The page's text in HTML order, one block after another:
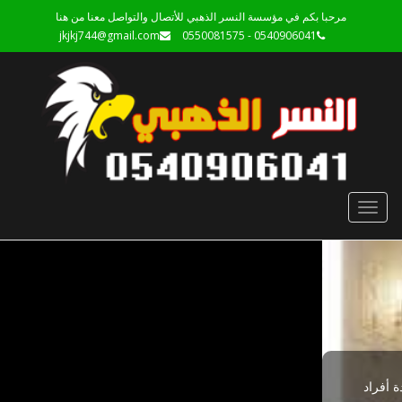
مرحبا بكم في مؤسسة النسر الذهبي للأتصال والتواصل معنا من هنا
0540906041 - 0550081575
jkjkj744@gmail.com
Toggle
رقم سباك بالمدينة المنور أفضل معلم سباكة سباك بالمدينة المنورة،
تعد شركة جلي رخام بالمدينة المنورة من الخدمات المهمة التي يحتاجها
الأفراد والمؤسسات للحفاظ على جمال ولمعان الأرضيات والسطوح
النظافة المنزلية من أهم العوامل التي تضمن راحة وسعادة أفراد